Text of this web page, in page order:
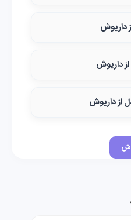
داریوش
داریوش
از داریوش